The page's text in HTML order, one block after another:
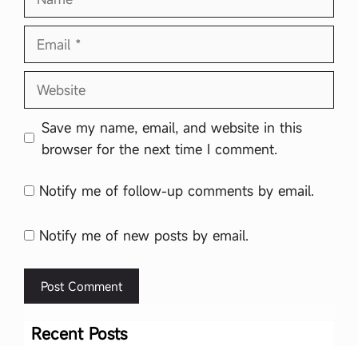
Email
Website
Save my name, email, and website in this
browser for the next time I comment.
Notify me of follow-up comments by email.
Notify me of new posts by email.
Recent Posts